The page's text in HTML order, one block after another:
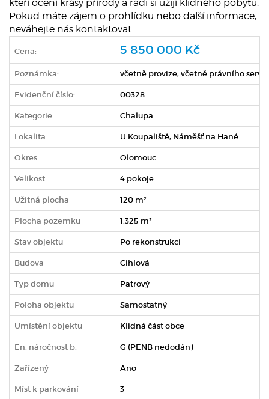
kteří ocení krásy přírody a rádi si užijí klidného pobytu.
Pokud máte zájem o prohlídku nebo další informace,
neváhejte nás kontaktovat.
Cena: 5 850 000 Kč
Poznámka: včetně provize, včetně právního
Evidenční číslo: 00328
Kategorie Chalupa
Lokalita U Koupaliště, Náměšť na Hané
Okres Olomouc
Velikost 4 pokoje
Užitná plocha 120 m²
Plocha pozemku 1.325 m²
Stav objektu Po rekonstrukci
Budova Cihlová
Typ domu Patrový
Poloha objektu Samostatný
Umístění objektu Klidná část obce
En. náročnost b. G (PENB nedodán)
Zařízený Ano
Míst k parkování 3